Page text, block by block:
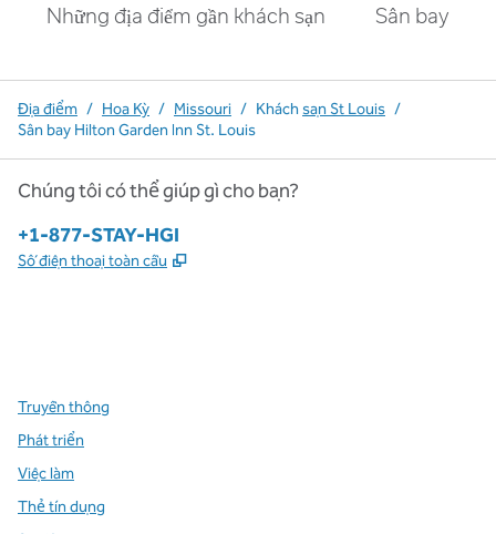
Những địa điểm gần khách sạn Sân bay
Địa điểm / Hoa Kỳ / Missouri / Kháchsạn St Louis /
Sân bay Hilton Garden Inn St. Louis
Chúng tôi có thể giúp gì cho bạn?
Điện thoại:
+1-877-STAY-HGI
Số điện thoại toàn cầu ,
Truyền thông
Phát triển
Việc làm
Thẻ tín dụng